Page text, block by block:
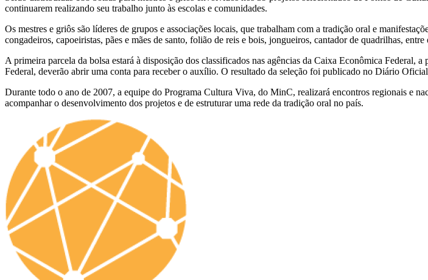
continuarem realizando seu trabalho junto às escolas e comunidades.
Os mestres e griôs são líderes de grupos e associações locais, que trabalham com a tradição oral e
congadeiros, capoeiristas, pães e mães de santo, folião de reis e bois, jongueiros, cantador de quadrilhas, entre
A primeira parcela da bolsa estará à disposição dos classificados nas agências da Caixa Econômica
Federal, deverão abrir uma conta para receber o auxílio. O resultado da seleção foi publicado no Diário
Durante todo o ano de 2007, a equipe do Programa Cultura Viva, do MinC, realizará encontros regionais e
acompanhar o desenvolvimento dos projetos e de estruturar uma rede da tradição oral no país.